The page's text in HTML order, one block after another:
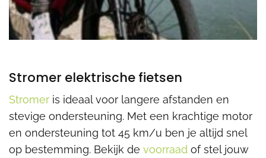
Stromer elektrische fietsen
Stromer is ideaal voor langere afstanden en
stevige ondersteuning. Met een krachtige motor
en ondersteuning tot 45 km/u ben je altijd snel
op bestemming. Bekijk de voorraad of stel jouw